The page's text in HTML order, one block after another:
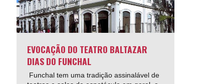
EVOCAÇÃO DO TEATRO BALTAZAR
DIAS DO FUNCHAL
Funchal tem uma tradição assinalável de